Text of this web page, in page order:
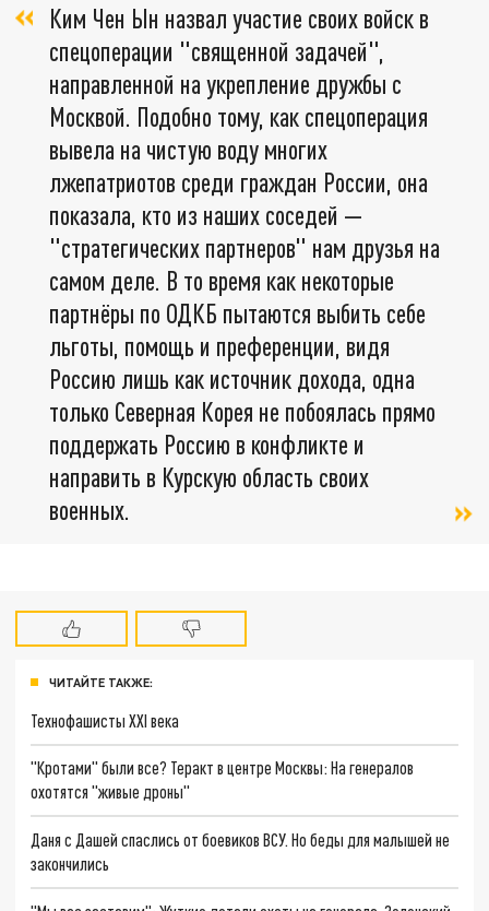
Ким Чен Ын назвал участие своих войск в
спецоперации "священной задачей",
направленной на укрепление дружбы с
Москвой. Подобно тому, как спецоперация
вывела на чистую воду многих
лжепатриотов среди граждан России, она
показала, кто из наших соседей —
"стратегических партнеров" нам друзья на
самом деле. В то время как некоторые
партнёры по ОДКБ пытаются выбить себе
льготы, помощь и преференции, видя
Россию лишь как источник дохода, одна
только Северная Корея не побоялась прямо
поддержать Россию в конфликте и
направить в Курскую область своих
военных.
ЧИТАЙТЕ ТАКЖЕ:
Технофашисты XXI века
"Кротами" были все? Теракт в центре Москвы: На генералов
охотятся "живые дроны"
Даня с Дашей спаслись от боевиков ВСУ. Но беды для малышей не
закончились